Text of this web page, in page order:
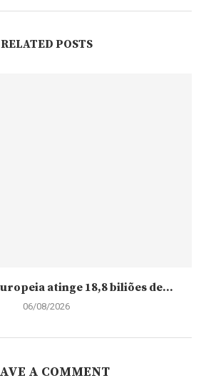
RELATED POSTS
atinge 18,8 biliões de...
06/08/2026
A COMMENT